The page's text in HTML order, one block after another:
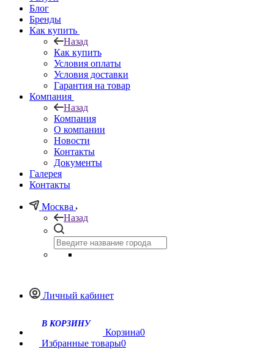
Блог
Бренды
Как купить
Назад
Как купить
Условия оплаты
Условия доставки
Гарантия на товар
Компания
Назад
Компания
О компании
Новости
Контакты
Документы
Галерея
Контакты
Москва
Назад
Личный кабинет
Корзина0
Избранные товары0